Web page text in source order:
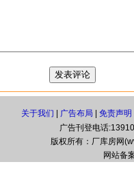
关于我们 广告布局 免责声明
广告刊登电话
版权所有：厂库房网
网站备